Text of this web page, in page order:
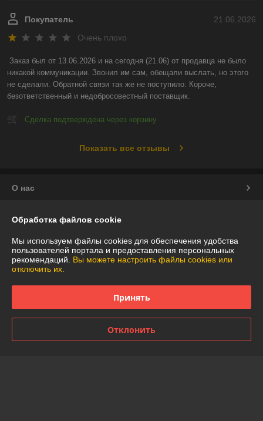
21.06.2026
Покупатель
Очень плохо
Заказ был от 13.06.2026 и на сегодня (21.06) от продавца не было
никакой коммуникации. Звонил им сам, обещали выслать, но этого
не сделали. Обратной связи так же не поступило. Короче,
безответственный и недобросовестный поставщик.
Сделка подтверждена через корзину
Показать все отзывы
О нас
Контакты
Доставка и оплата
График работы
Политика обработки cookies
Обработка файлов cookie
Мы используем файлы cookies для обеспечения удобства
пользователей портала и предоставления персональных
рекомендаций. Вы можете настроить файлы cookies или
отключить их.
Принять
Отклонить